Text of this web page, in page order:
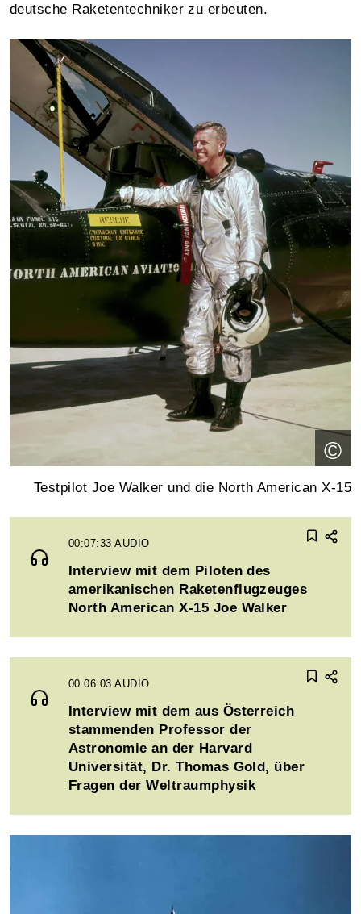
deutsche Raketentechniker zu erbeuten.
©
Testpilot Joe Walker und die North American X-15
00:07:33AUDIO
Interview mit dem Piloten des
amerikanischen Raketenflugzeuges
North American X-15 Joe Walker
00:06:03AUDIO
Interview mit dem aus Österreich
stammenden Professor der
Astronomie an der Harvard
Universität, Dr. Thomas Gold, über
Fragen der Weltraumphysik